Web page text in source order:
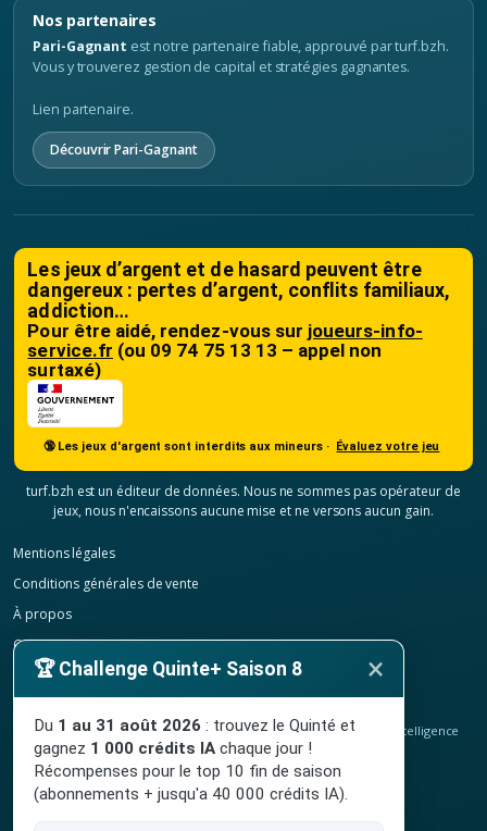
Nos partenaires
Pari-Gagnant est notre partenaire fiable, approuvé par turf.bzh.
Vous y trouverez gestion de capital et stratégies gagnantes.
Lien partenaire.
Découvrir Pari-Gagnant
Les jeux d’argent et de hasard peuvent être
dangereux : pertes d’argent, conflits familiaux,
addiction…
Pour être aidé, rendez-vous sur joueurs-info-
service.fr (ou 09 74 75 13 13 – appel non
surtaxé)
🔞 Les jeux d'argent sont interdits aux mineurs · Évaluez votre jeu
turf.bzh est un éditeur de données. Nous ne sommes pas opérateur de
jeux, nous n'encaissons aucune mise et ne versons aucun gain.
Mentions légales
Conditions générales de vente
À propos
Contact
Confidentialité
© 2020-2026 TURF.bzh , analyses hippiques, classement ELO et intelligence
artificielle.
Site indépendant, sans lien avec le PMU. Jeu interdit aux mineurs.
🏆 Challenge Quinte+ Saison 8 ×
Du 1 au 31 août 2026 : trouvez le Quinté et
gagnez 1 000 crédits IA chaque jour !
Récompenses pour le top 10 fin de saison
(abonnements + jusqu'a 40 000 crédits IA).